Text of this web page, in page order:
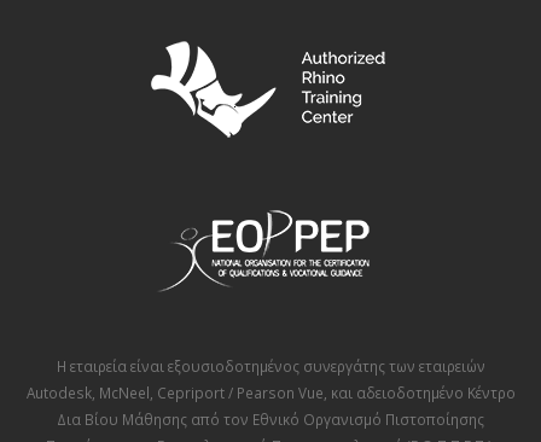
Η εταιρεία είναι εξουσιοδοτημένος συνεργάτης των εταιρειών
Autodesk, McNeel Cepriport / Pearson Vue , και αδειοδοτημένο Κέντρο
Δια Βίου Μάθησης από τον Εθνικό Οργανισμό Πιστοποίησης